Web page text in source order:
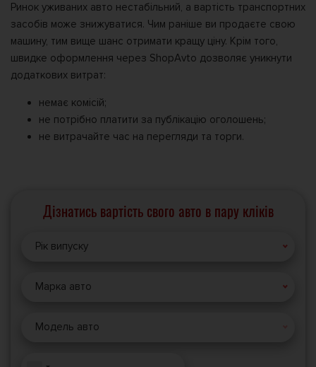
Ринок уживаних авто нестабільний, а вартість транспортних
засобів може знижуватися. Чим раніше ви продаєте свою
машину, тим вище шанс отримати кращу ціну. Крім того,
швидке оформлення через ShopAvto дозволяє уникнути
додаткових витрат:
немає комісій;
не потрібно платити за публікацію оголошень;
не витрачайте час на перегляди та торги.
Дізнатись вартість свого авто в пару кліків
Рік випуску
Марка авто
Модель авто